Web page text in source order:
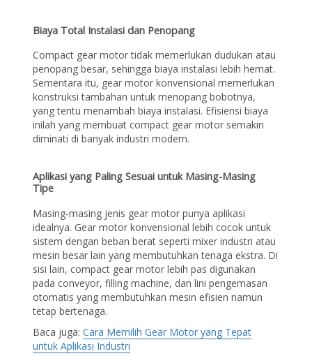
Biaya Total Instalasi dan Penopang
Compact gear motor tidak memerlukan dudukan atau
penopang besar, sehingga biaya instalasi lebih hemat.
Sementara itu, gear motor konvensional memerlukan
konstruksi tambahan untuk menopang bobotnya,
yang tentu menambah biaya instalasi. Efisiensi biaya
inilah yang membuat compact gear motor semakin
diminati di banyak industri modern.
Aplikasi yang Paling Sesuai untuk Masing-Masing
Tipe
Masing-masing jenis gear motor punya aplikasi
idealnya. Gear motor konvensional lebih cocok untuk
sistem dengan beban berat seperti mixer industri atau
mesin besar lain yang membutuhkan tenaga ekstra. Di
sisi lain, compact gear motor lebih pas digunakan
pada conveyor, filling machine, dan lini pengemasan
otomatis yang membutuhkan mesin efisien namun
tetap bertenaga.
Baca juga:Cara Memilih Gear Motor yang Tepat
untuk Aplikasi Industri